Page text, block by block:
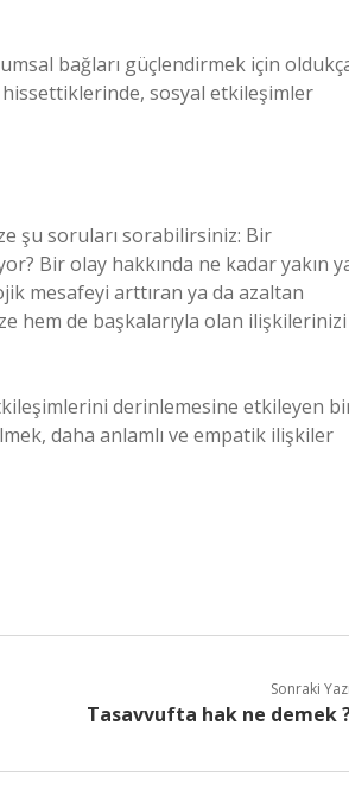
bağları güçlendirmek için
hissettiklerinde, sosyal etkileşimler
şu soruları sorabilirsiniz: Bir
Bir olay hakkında ne kadar yakın
mesafeyi arttıran ya da azaltan
hem de başkalarıyla olan ilişkilerinizi
derinlemesine etkileyen
daha anlamlı ve empatik ilişkiler
Sonraki Yazı
Tasavvufta hak ne demek